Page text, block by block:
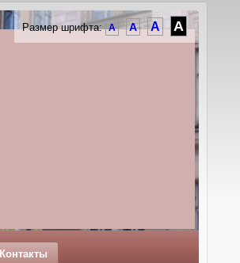
Размер шрифта: A A A A
Контакты